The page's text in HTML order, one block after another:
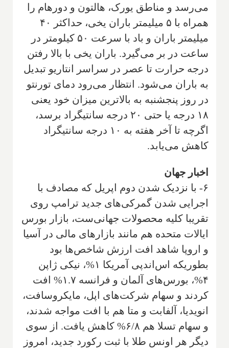
می‌رسد و مناطق یورک، هالتون و دورهام را
همراه با ۵ میلیمتر باران یخی، حداکثر ۴۰
میلیمتر باران و باد با سرعت ۵۰ کیلومتر در
ساعت در بر می‌گیرد. باران یخی با بالا رفتن
درجه حرارت تا عصر در سراسر انتاریو تبدیل
به باران می‌شود. انتظار می‌رود دمای تورنتو
در روز پنجشنبه به بالاترین میزان خود یعنی
۱۸ درجه یا حتی ۲۰ درجه سانتیگراد برسد،
اگرچه تا آخر هفته به ۱۰ درجه سانتیگراد
کاهش می‌یابد.
اخبار جهان
۶- با نزدیک شدن دوم اپریل که مصادف با
اجرایی شدن گمرکی‌های جدید ترامپ روی
تقریبا کلیه محصولات جهانی‌ست، بازار بورس
ایالات متحده هم مانند بازارهای مالی در آسیا
و اروپا شاهد افت ارزش شاخص‌ها بود
بطوریکه اس‌اندپی آمریکا ۱%، نیکی ژاپن
۴%، بورس‌های آلمان و فرانسه ۱.۷% افت
کردند و سهام شرکت‌های اپل، مایکروسافت،
انویدیا، آلفابت و متا هم با افت مواجه شدند،
و سهام تسلا هم ۶/۸% کاهش یافت. از سوی
دیگر هر اونس طلا با ثبت رکورد جدید، امروز